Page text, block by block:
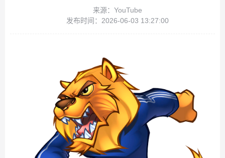
来源：YouTube
发布时间：2026-06-03 13:27:00